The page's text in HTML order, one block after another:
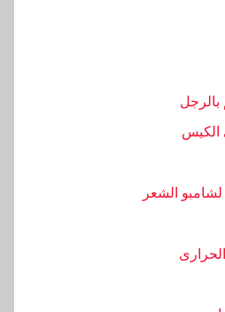
الكيس
الشعر